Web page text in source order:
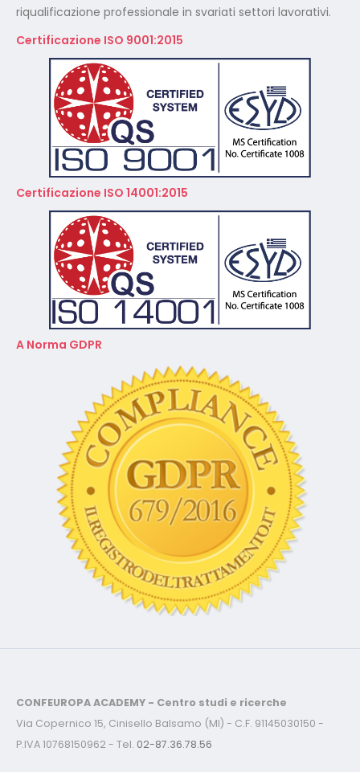
riqualificazione professionale in svariati settori lavorativi.
Certificazione ISO 9001:2015
Certificazione ISO 14001:2015
A Norma GDPR
CONFEUROPA ACADEMY - Centro studi e ricerche
Via Copernico 15, Cinisello Balsamo (MI) - C.F. 91145030150 -
P.IVA 10768150962 - Tel. 02-87.36.78.56